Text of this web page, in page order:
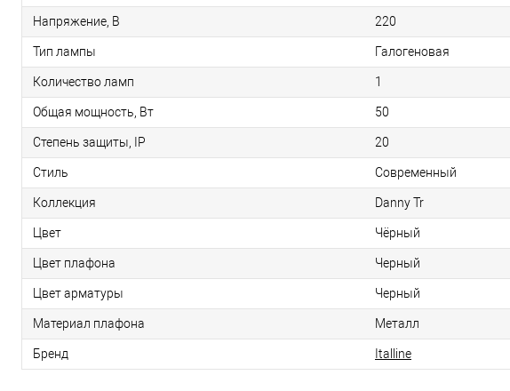
Напряжение, В 220
Тип лампы Галогеновая
Количество ламп 1
Общая мощность, Вт 50
Степень защиты, IP 20
Стиль Современный
Коллекция Danny Tr
Цвет Чёрный
Цвет плафона Черный
Цвет арматуры Черный
Материал плафона Металл
Бренд Italline